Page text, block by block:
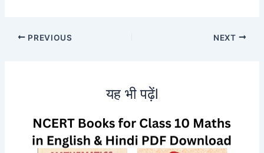
PREVIOUS NEXT
यह भी पढ़ेंl